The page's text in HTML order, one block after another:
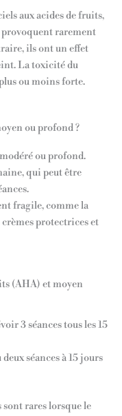
aux acides de fruits,
rarement
ils ont un effet
La toxicité du
ou moins forte.
ou profond ?
ou profond.
qui peut être
fragile, comme la
crèmes protectrices et
(AHA) et moyen
3 séances tous les 15
séances à 15 jours
rares lorsque le